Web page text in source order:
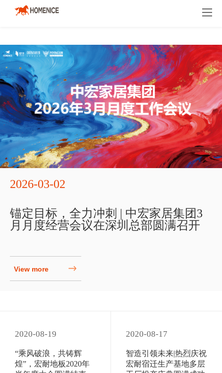
品牌介绍
2026-03-02
锚定目标，全力冲刺 | 中宏家居集团3
月月度经营会议在深圳总部圆满召开
View more
2020-08-19
“乘风破浪，共铸辉
煌”，宏耐地板2020年
2020-08-17
智造引领未来|热烈庆祝
宏耐宿迁生产基地多层